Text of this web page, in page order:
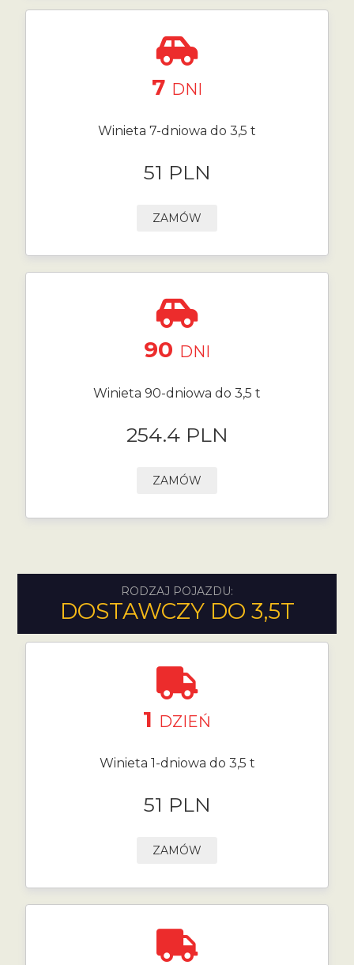
7 DNI
Winieta 7-dniowa do 3,5 t
51 PLN
ZAMÓW
90 DNI
Winieta 90-dniowa do 3,5 t
254.4 PLN
ZAMÓW
RODZAJ POJAZDU:
DOSTAWCZY DO 3,5T
1 DZIEŃ
Winieta 1-dniowa do 3,5 t
51 PLN
ZAMÓW